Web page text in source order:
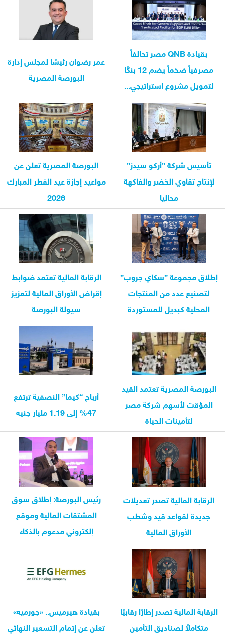
بقيادة QNB مصر تحالفاً
مصرفياً ضخماً يضم 12 بنكًا
لتمويل مشروع استراتيجي...
عمر رضوان رئيسًا لمجلس إدارة
البورصة المصرية
تأسيس شركة ”أركو سيدز”
لإنتاج تقاوي الخضر والفاكهة
محاليا
البورصة المصرية تعلن عن
مواعيد إجازة عيد الفطر المبارك
2026
إطلاق مجموعة ”سكاي جروب”
لتصنيع عدد من المنتجات
المحلية كبديل للمستوردة
الرقابة المالية تعتمد ضوابط
إقراض الأوراق المالية لتعزيز
سيولة البورصة
البورصة المصرية تعتمد القيد
المؤقت لأسهم شركة مصر
لتأمينات الحياة
أرباح “كيما” النصفية ترتفع
47% إلى 1.19 مليار جنيه
الرقابة المالية تصدر تعديلات
جديدة لقواعد قيد وشطب
الأوراق المالية
رئيس البورصة: إطلاق سوق
المشتقات المالية وموقع
إلكتروني مدعوم بالذكاء
الاصطناعي قريبًا
الرقابة المالية تصدر إطارًا رقابيًا
متكاملاً لصناديق التأمين
بقيادة هيرميس.. «جورميه»
تعلن عن إتمام التسعير النهائي